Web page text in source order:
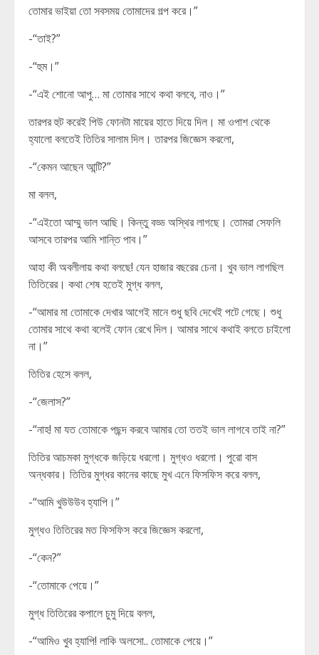
তোমার ভাইয়া তো সবসময় তোমাদের গল্প করে।”
-“তাই?”
-“হুম।”
-“এই শোনো আপু… মা তোমার সাথে কথা বলবে, নাও।”
তারপর হুট করেই পিউ ফোনটা মায়ের হাতে দিয়ে দিল। মা ওপাশ থেকে
হ্যালো বলতেই তিতির সালাম দিল। তারপর জিজ্ঞেস করলো,
-“কেমন আছেন আন্টি?”
মা বলল,
-“এইতো আম্মু ভাল আছি। কিন্তু বড্ড অস্থির লাগছে। তোমরা সেফলি
আসবে তারপর আমি শান্তি পাব।”
আহা কী অবলীলায় কথা বলছে! যেন হাজার বছরের চেনা। খুব ভাল লাগছিল
তিতিরের। কথা শেষ হতেই মুগ্ধ বলল,
-“আমার মা তোমাকে দেখার আগেই মানে শুধু ছবি দেখেই পটে গেছে। শুধু
তোমার সাথে কথা বলেই ফোন রেখে দিল। আমার সাথে কথাই বলতে চাইলো
না।”
তিতির হেসে বলল,
-“জেলাস?”
-“নাহ! মা যত তোমাকে পছন্দ করবে আমার তো ততই ভাল লাগবে তাই না?”
তিতির আচমকা মুগ্ধকে জড়িয়ে ধরলো। মুগ্ধও ধরলো। পুরো বাস
অন্ধকার। তিতির মুগ্ধর কানের কাছে মুখ এনে ফিসফিস করে বলল,
-“আমি খুউউউব হ্যাপি।”
মুগ্ধও তিতিরের মত ফিসফিস করে জিজ্ঞেস করলো,
-“কেন?”
-“তোমাকে পেয়ে।”
মুগ্ধ তিতিরের কপালে চুমু দিয়ে বলল,
-“আমিও খুব হ্যাপি! লাকি অলসো.. তোমাকে পেয়ে।”